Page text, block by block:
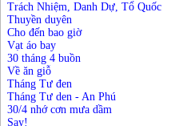
Trách Nhiệm, Danh Dự, Tổ Quốc
Thuyền duyên
Cho đến bao giờ
Vạt áo bay
30 tháng 4 buồn
Về ăn giỗ
Tháng Tư đen
Tháng Tư den - An Phú
30/4 nhớ cơn mưa dầm
Say!